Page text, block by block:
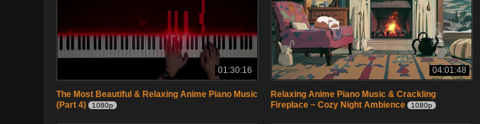
01:30:16
The Most Beautiful & Relaxing Anime Piano Music
(Part 4)
1080p
04:01:48
Relaxing Anime Piano Music & Crackling
Fireplace ~ Cozy Night Ambience
1080p